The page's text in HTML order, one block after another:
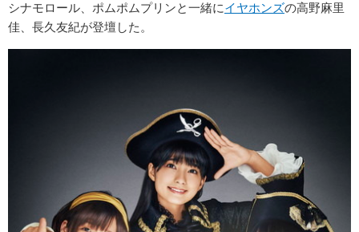
シナモロール、ポムポムプリンと一緒にイヤホンズの高野麻里
佳、長久友紀が登壇した。